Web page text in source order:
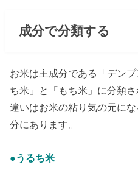
成分で分類する
お米は主成分である「デン
ち米」と「もち米」に分類さ
違いはお米の粘り気の元に
分にあります。
●うるち米